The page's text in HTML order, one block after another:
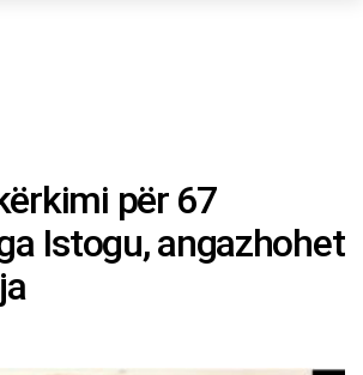
për 67
Istogu, angazhohet